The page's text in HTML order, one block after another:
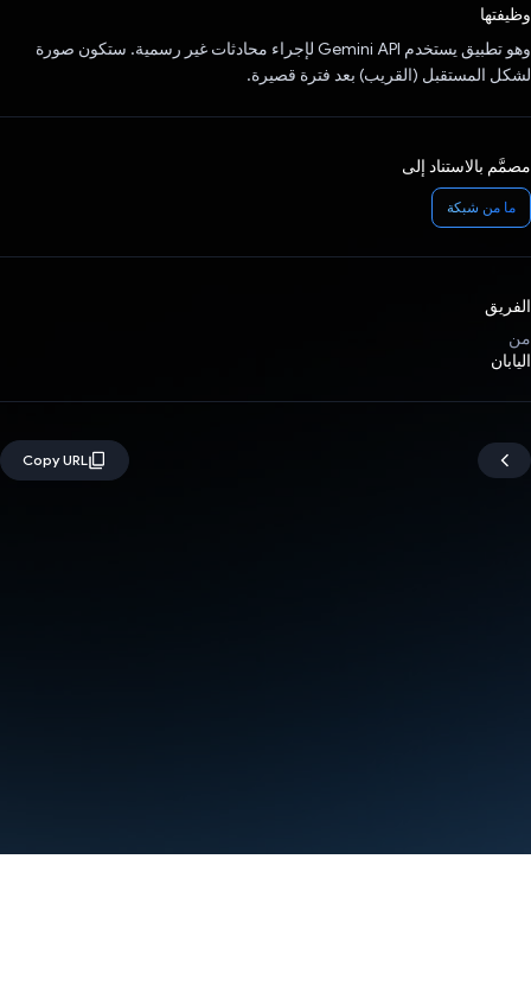
وظيفتها
وهو تطبيق يستخدم Gemini API لإجراء محادثات غير رسمية. ستكون صورة
لشكل المستقبل (القريب) بعد فترة قصيرة.
مصمَّم بالاستناد إلى
ما من شبكة
الفريق
من
اليابان